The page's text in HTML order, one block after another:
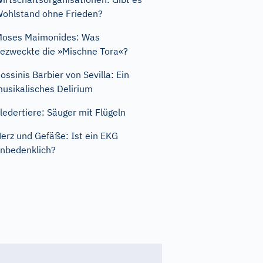
ohne Frieden?
Maimonides: Was
die »Mischne Tora«?
Barbier von Sevilla: Ein
Delirium
Säuger mit Flügeln
und Gefäße: Ist ein EKG